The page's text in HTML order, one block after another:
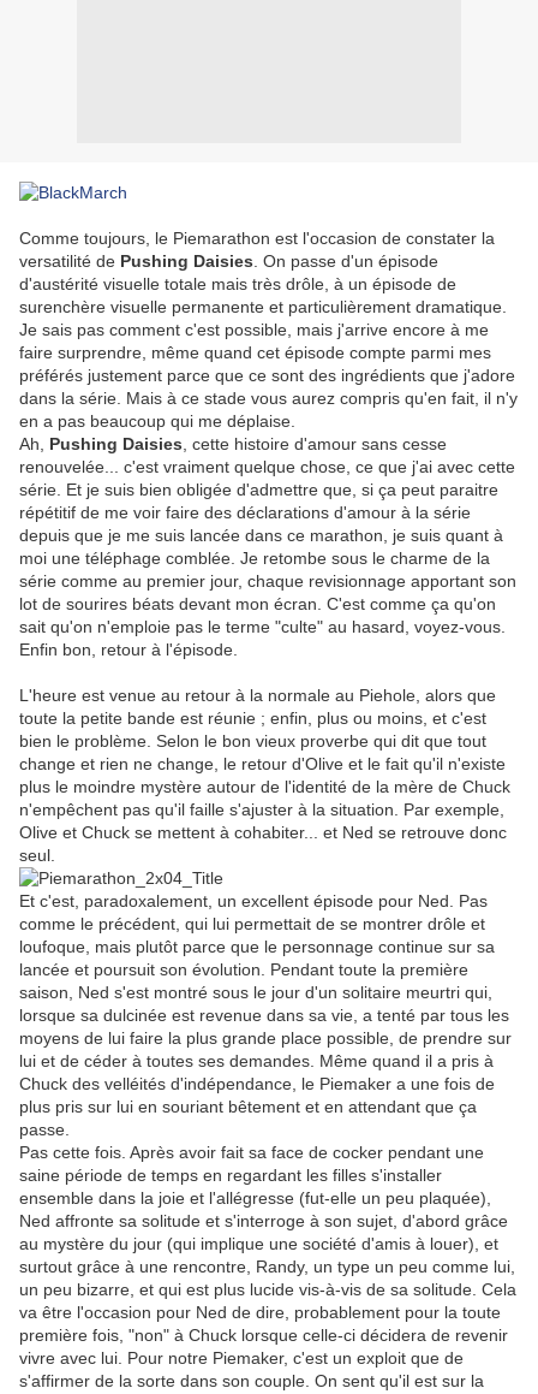
Comme toujours, le Piemarathon est l'occasion de constater la
versatilité de Pushing Daisies . On passe d'un épisode
d'austérité visuelle totale mais très drôle, à un épisode de
surenchère visuelle permanente et particulièrement dramatique.
Je sais pas comment c'est possible, mais j'arrive encore à me
faire surprendre, même quand cet épisode compte parmi mes
préférés justement parce que ce sont des ingrédients que j'adore
dans la série. Mais à ce stade vous aurez compris qu'en fait, il n'y
en a pas beaucoup qui me déplaise.
Ah, Pushing Daisies , cette histoire d'amour sans cesse
renouvelée... c'est vraiment quelque chose, ce que j'ai avec cette
série. Et je suis bien obligée d'admettre que, si ça peut paraitre
répétitif de me voir faire des déclarations d'amour à la série
depuis que je me suis lancée dans ce marathon, je suis quant à
moi une téléphage comblée. Je retombe sous le charme de la
série comme au premier jour, chaque revisionnage apportant son
lot de sourires béats devant mon écran. C'est comme ça qu'on
sait qu'on n'emploie pas le terme "culte" au hasard, voyez-vous.
Enfin bon, retour à l'épisode.
L'heure est venue au retour à la normale au Piehole, alors que
toute la petite bande est réunie ; enfin, plus ou moins, et c'est
bien le problème. Selon le bon vieux proverbe qui dit que tout
change et rien ne change, le retour d'Olive et le fait qu'il n'existe
plus le moindre mystère autour de l'identité de la mère de Chuck
n'empêchent pas qu'il faille s'ajuster à la situation. Par exemple,
Olive et Chuck se mettent à cohabiter... et Ned se retrouve donc
seul.
Et c'est, paradoxalement, un excellent épisode pour Ned. Pas
comme le précédent, qui lui permettait de se montrer drôle et
loufoque, mais plutôt parce que le personnage continue sur sa
lancée et poursuit son évolution. Pendant toute la première
saison, Ned s'est montré sous le jour d'un solitaire meurtri qui,
lorsque sa dulcinée est revenue dans sa vie, a tenté par tous les
moyens de lui faire la plus grande place possible, de prendre sur
lui et de céder à toutes ses demandes. Même quand il a pris à
Chuck des velléités d'indépendance, le Piemaker a une fois de
plus pris sur lui en souriant bêtement et en attendant que ça
passe.
Pas cette fois. Après avoir fait sa face de cocker pendant une
saine période de temps en regardant les filles s'installer
ensemble dans la joie et l'allégresse (fut-elle un peu plaquée),
Ned affronte sa solitude et s'interroge à son sujet, d'abord grâce
au mystère du jour (qui implique une société d'amis à louer), et
surtout grâce à une rencontre, Randy, un type un peu comme lui,
un peu bizarre, et qui est plus lucide vis-à-vis de sa solitude. Cela
va être l'occasion pour Ned de dire, probablement pour la toute
première fois, "non" à Chuck lorsque celle-ci décidera de revenir
vivre avec lui. Pour notre Piemaker, c'est un exploit que de
s'affirmer de la sorte dans son couple. On sent qu'il est sur la